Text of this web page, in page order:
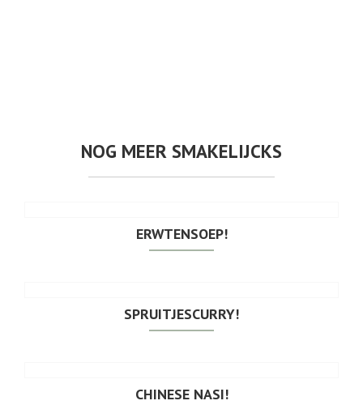
NOG MEER SMAKELIJCKS
ERWTENSOEP!
SPRUITJESCURRY!
CHINESE NASI!